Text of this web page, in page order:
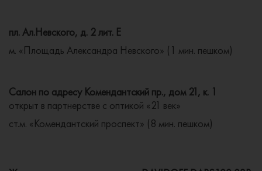
пл. Ал.Невского, д. 2 лит. Е
м. «Площадь Александра Невского» (1 мин. пешком)
Салон по адресу Комендантский пр., дом 21, к. 1
открыт в партнерстве с оптикой «21 век»
ст.м. «Комендантский проспект» (8 мин. пешком)